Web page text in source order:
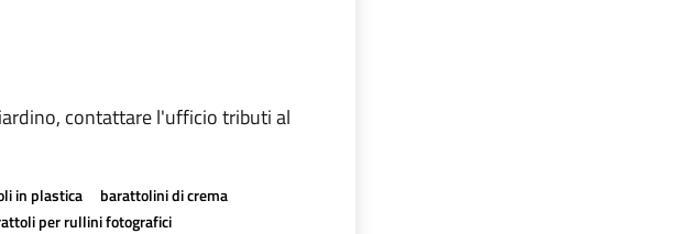
contattare l'ufficio tributi al
in plastica
barattolini di crema
per rullini fotografici